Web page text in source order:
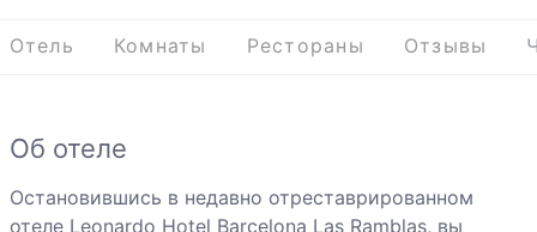
Отель Комнаты Рестораны Отзывы
Об отеле
Остановившись в недавно отреставрированном
отеле Leonardo Hotel Barcelona Las Ramblas, вы